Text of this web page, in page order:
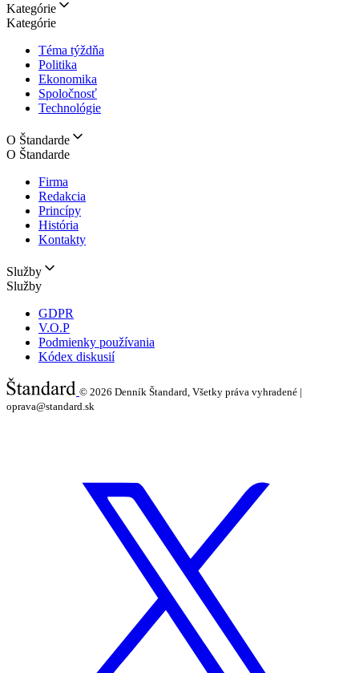
Kategórie
Kategórie
Téma týždňa
Politika
Ekonomika
Spoločnosť
Technológie
O Štandarde
O Štandarde
Firma
Redakcia
Princípy
História
Kontakty
Služby
Služby
GDPR
V.O.P
Podmienky používania
Kódex diskusií
© 2026 Denník Štandard, Všetky práva vyhradené |
oprava@standard.sk